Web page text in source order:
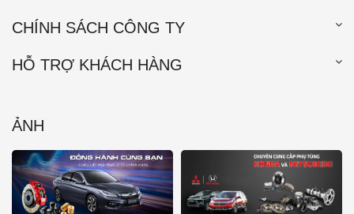
CHÍNH SÁCH CÔNG TY
HỖ TRỢ KHÁCH HÀNG
ẢNH